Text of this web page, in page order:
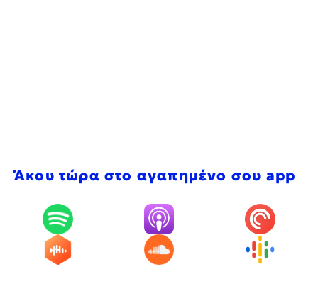
Άκου τώρα στο αγαπημένο σου app